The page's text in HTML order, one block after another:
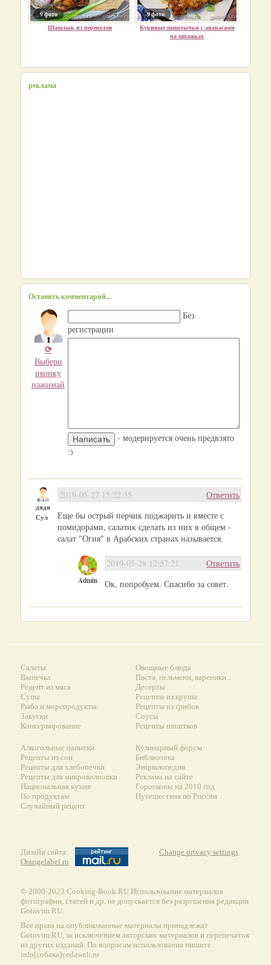
9 фото
Шашлык из перепелов
9 фото
Куриные шашлычки с ананасами
на шпажках
реклама
Оставить комментарий...
⟳
Выбери
иконку
нажимай
Без
регистрации
- модерируется очень предвзято
:)
дядя
Сул
Ответить
2019-05-27 15:22:35
Еще бы острый перчик поджарить и вместе с
помидорами, салатик сделать из них в общем -
салат "Огня" в Арабских странах называется.
Admin
Ответить
2019-05-28 12:57:21
Ок, попробуем. Спасибо за совет.
Салаты
Выпечка
Рецепт из мяса
Супы
Рыба и морепродукты
Закуски
Консервирование
Овощные блюда
Паста, пельмени, вареники...
Десерты
Рецепты из крупы
Рецепты из грибов
Соусы
Рецепты напитков
Алкогольные напитки
Рецепты из сои
Рецепты для хлебопечки
Рецепты для микроволновки
Национальная кухня
По продуктам
Случайный рецепт
Кулинарный форум
Библиотека
Энциклопедия
Реклама на сайте
Гороскопы на 2010 год
Путешествия по России
Дизайн сайта:
Orangelabel.ru
Change privacy settings
© 2000-2023 Сooking-Book.RU Использование материалов
фотографии, статей и др. не допускается без разрешения редакции
Gotovim.RU.
Все права на опубликованные материалы принадлежат
Gotovim.RU, за исключением авторских материалов и перепечаток
из других изданий. По вопросам использования пишите
info[собака]vedaweb.ru